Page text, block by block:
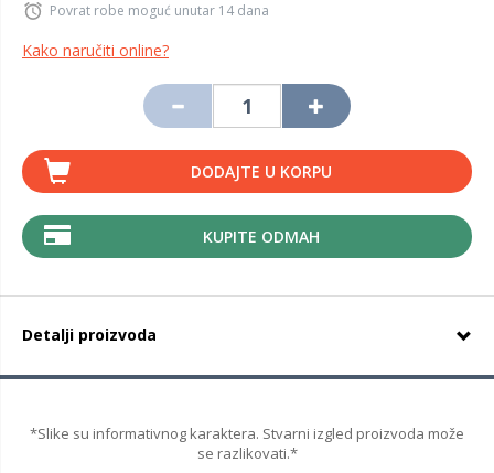
Povrat robe moguć unutar 14 dana
Kako naručiti online?
DODAJTE U KORPU
KUPITE ODMAH
Detalji proizvoda
*Slike su informativnog karaktera. Stvarni izgled proizvoda može
se razlikovati.*